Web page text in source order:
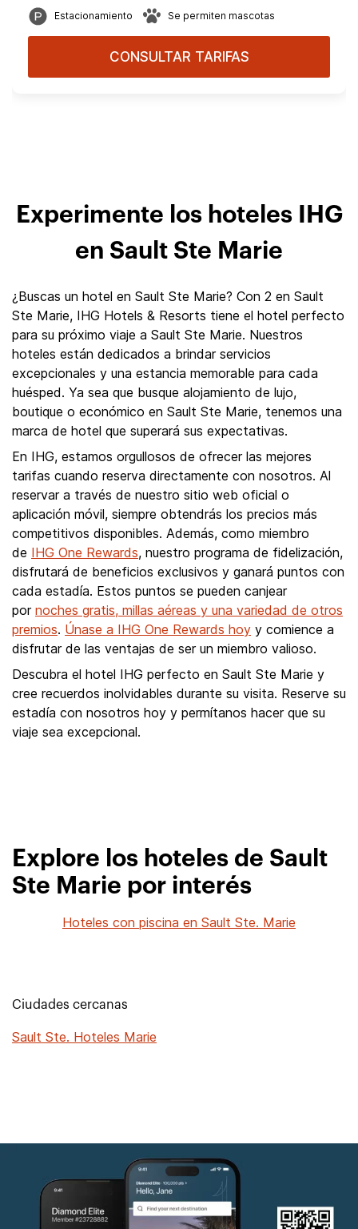
Estacionamiento Se permiten mascotas
CONSULTAR TARIFAS
Experimente los hoteles IHG
en Sault Ste Marie
¿Buscas un hotel en Sault Ste Marie? Con 2 en Sault
Ste Marie, IHG Hotels & Resorts tiene el hotel perfecto
para su próximo viaje a Sault Ste Marie. Nuestros
hoteles están dedicados a brindar servicios
excepcionales y una estancia memorable para cada
huésped. Ya sea que busque alojamiento de lujo,
boutique o económico en Sault Ste Marie, tenemos una
marca de hotel que superará sus expectativas.
En IHG, estamos orgullosos de ofrecer las mejores
tarifas cuando reserva directamente con nosotros. Al
reservar a través de nuestro sitio web oficial o
aplicación móvil, siempre obtendrás los precios más
competitivos disponibles. Además, como miembro
de IHG One Rewards, nuestro programa de fidelización,
disfrutará de beneficios exclusivos y ganará puntos con
cada estadía. Estos puntos se pueden canjear
por noches gratis, millas aéreas y una variedad de otros
premios. Únase a IHG One Rewards hoy y comience a
disfrutar de las ventajas de ser un miembro valioso.
Descubra el hotel IHG perfecto en Sault Ste Marie y
cree recuerdos inolvidables durante su visita. Reserve su
estadía con nosotros hoy y permítanos hacer que su
viaje sea excepcional.
Explore los hoteles de Sault
Ste Marie por interés
Hoteles con piscina en Sault Ste. Marie
Ciudades cercanas
Sault Ste. Hoteles Marie